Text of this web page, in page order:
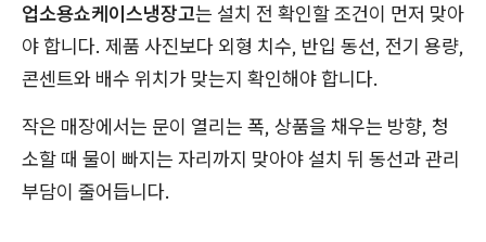
업소용쇼케이스냉장고는 설치 전 확인할 조건이 먼저 맞아
야 합니다. 제품 사진보다 외형 치수, 반입 동선, 전기 용량,
콘센트와 배수 위치가 맞는지 확인해야 합니다.
작은 매장에서는 문이 열리는 폭, 상품을 채우는 방향, 청
소할 때 물이 빠지는 자리까지 맞아야 설치 뒤 동선과 관리
부담이 줄어듭니다.